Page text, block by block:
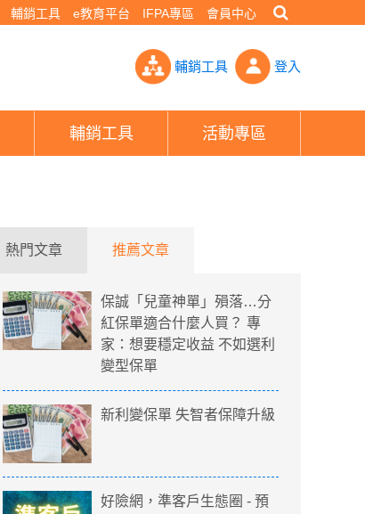
輔銷工具 e教育平台 IFPA專區 會員中心
輔銷工具 登入
輔銷工具 活動專區
熱門文章 推薦文章
保誠「兒童神單」殞落…分
紅保單適合什麼人買？ 專
家：想要穩定收益 不如選利
變型保單
新利變保單 失智者保障升級
好險網，準客戶生態圈 - 預